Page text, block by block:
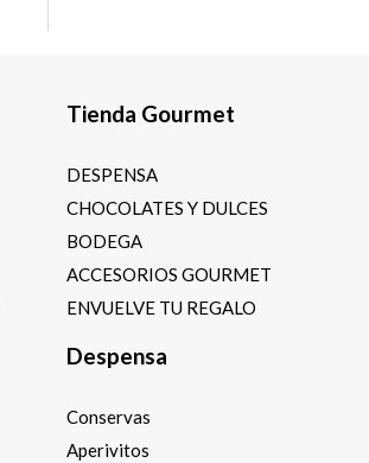
Tienda Gourmet
DESPENSA
CHOCOLATES Y DULCES
BODEGA
ACCESORIOS GOURMET
ENVUELVE TU REGALO
Despensa
Conservas
Aperivitos